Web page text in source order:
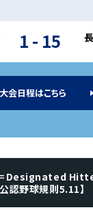
1 - 15
大会日程はこちら
Designated
公認野球規則5.11】